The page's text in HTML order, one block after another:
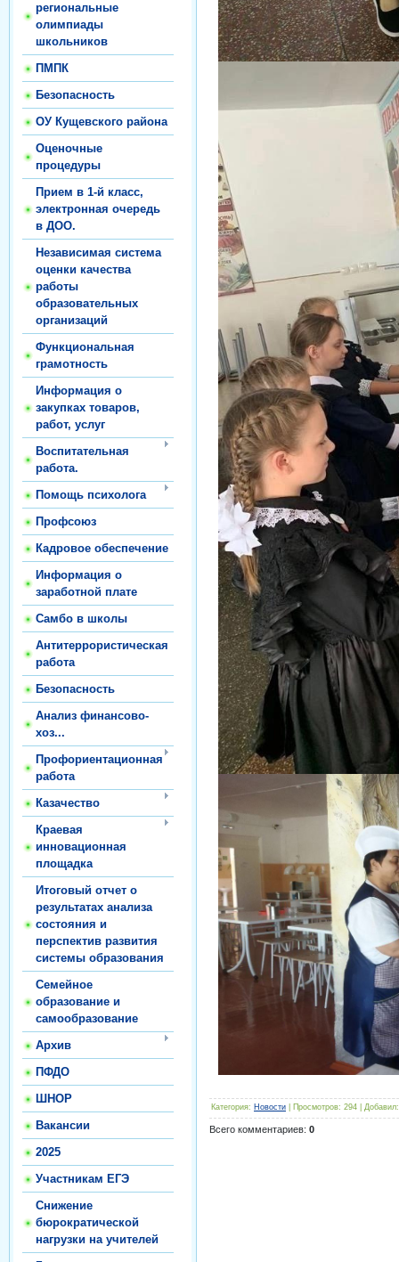
региональные
олимпиады
школьников
ПМПК
Безопасность
ОУ Кущевского района
Оценочные
процедуры
Прием в 1-й класс,
электронная очередь
в ДОО.
Независимая система
оценки качества
работы
образовательных
организаций
Функциональная
грамотность
Информация о
закупках товаров,
работ, услуг
Воспитательная
работа.
Помощь психолога
Профсоюз
Кадровое обеспечение
Информация о
заработной плате
Самбо в школы
Антитеррористическая
работа
Безопасность
Анализ финансово-
хоз...
Профориентационная
работа
Казачество
Краевая
инновационная
площадка
Итоговый отчет о
результатах анализа
состояния и
перспектив развития
системы образования
Семейное
образование и
самообразование
Архив
ПФДО
ШНОР
Вакансии
2025
Участникам ЕГЭ
Снижение
бюрократической
нагрузки на учителей
Категория: Новости Просмотров: 294 Добавил:
Всего комментариев: 0